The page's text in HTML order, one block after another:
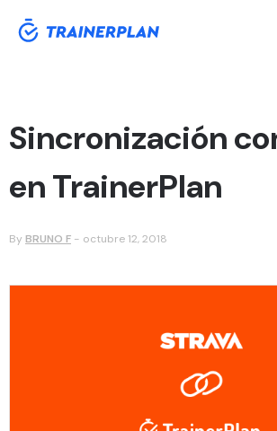
Sincronización
en TrainerPlan
By BRUNO F - octubre 12, 2018